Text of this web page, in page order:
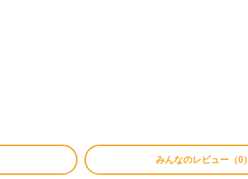
みんなのレビュー（0）